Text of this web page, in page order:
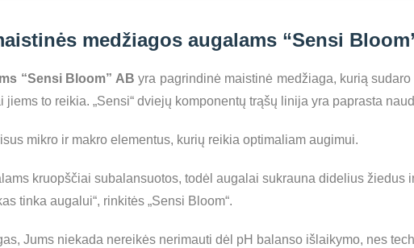
medžiagos augalams “Sensi
“Sensi Bloom” AB yra pagrindinė maistinė medžiaga, kurią
to reikia. „Sensi“ dviejų komponentų trąšų linija yra paprasta
mikro ir makro elementus, kurių reikia optimaliam augimui.
kruopščiai subalansuotos, todėl augalai sukrauna didelius žiedus
tinka augalui“, rinkitės „Sensi Bloom“.
Jums niekada nereikės nerimauti dėl pH balanso išlaikymo, nes